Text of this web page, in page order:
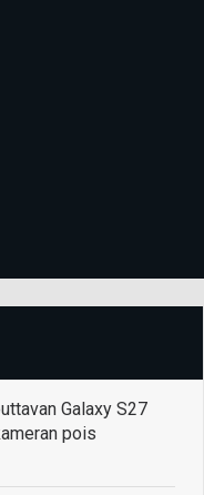
Galaxy S27
pois